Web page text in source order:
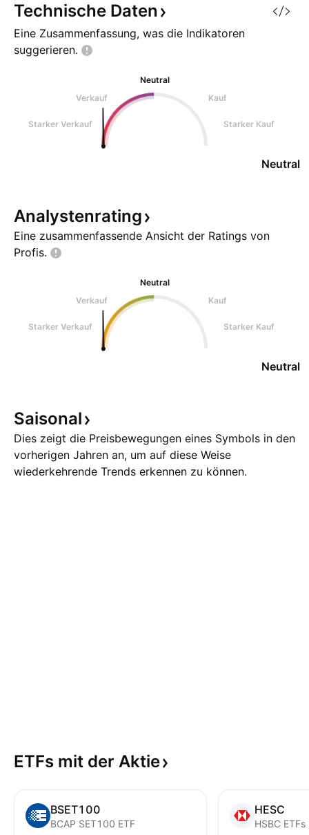
Technische Daten
Eine Zusammenfassung, was die Indikatoren
suggerieren.
Neutral
Verkauf
Kauf
Starker Verkauf Starker Kauf
Neutral
Analystenrating
Eine zusammenfassende Ansicht der Ratings von
Profis.
Neutral
Verkauf
Kauf
Starker Verkauf Starker Kauf
Neutral
Saisonal
Dies zeigt die Preisbewegungen eines Symbols in den
vorherigen Jahren an, um auf diese Weise
wiederkehrende Trends erkennen zu können.
ETFs mit der Aktie
BSET100
BCAP SET100 ETF
HESC